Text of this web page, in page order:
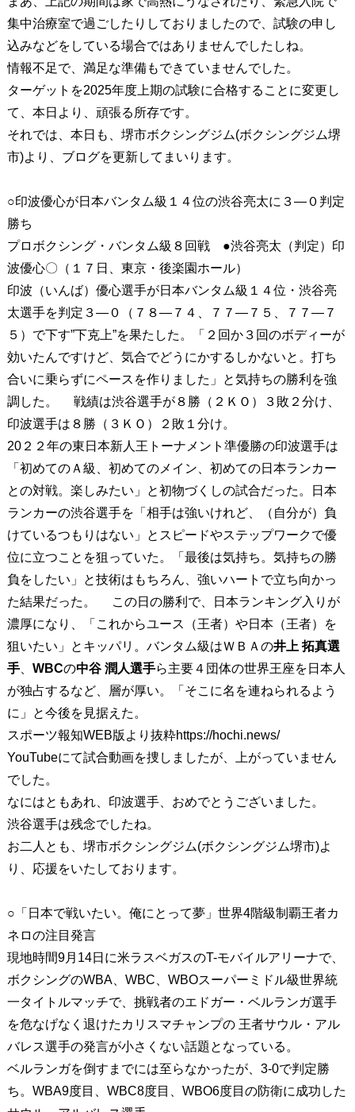
集中治療室で過ごしたりしておりましたので、試験の申し
込みなどをしている場合ではありませんでしたしね。
情報不足で、満足な準備もできていませんでした。
ターゲットを2025年度上期の試験に合格することに変更し
て、本日より、頑張る所存です。
それでは、本日も、堺市ボクシングジム(ボクシングジム堺
市)より、ブログを更新してまいります。
○印波優心が日本バンタム級１４位の渋谷亮太に３―０判定
勝ち
プロボクシング・バンタム級８回戦 ●渋谷亮太（判定）印
波優心〇（１７日、東京・後楽園ホール）
印波（いんば）優心選手が日本バンタム級１４位・渋谷亮
太選手を判定３―０（７８―７４、７７―７５、７７―７
５）で下す”下克上”を果たした。「２回か３回のボディーが
効いたんですけど、気合でどうにかするしかないと。打ち
合いに乗らずにペースを作りました」と気持ちの勝利を強
調した。 戦績は渋谷選手が８勝（２ＫＯ）３敗２分け、
印波選手は８勝（３ＫＯ）２敗１分け。
20２２年の東日本新人王トーナメント準優勝の印波選手は
「初めてのＡ級、初めてのメイン、初めての日本ランカー
との対戦。楽しみたい」と初物づくしの試合だった。日本
ランカーの渋谷選手を「相手は強いけれど、（自分が）負
けているつもりはない」とスピードやステップワークで優
位に立つことを狙っていた。「最後は気持ち。気持ちの勝
負をしたい」と技術はもちろん、強いハートで立ち向かっ
た結果だった。 この日の勝利で、日本ランキング入りが
濃厚になり、「これからユース（王者）や日本（王者）を
狙いたい」とキッパリ。バンタム級はＷＢＡの井上 拓真選
手、 WBCの中谷 潤人選手ら主要４団体の世界王座を日本人
が独占するなど、層が厚い。「そこに名を連ねられるよう
に」と今後を見据えた。
スポーツ報知WEB版より抜粋https://hochi.news/
YouTubeにて試合動画を捜しましたが、上がっていません
でした。
なにはともあれ、印波選手、おめでとうございました。
渋谷選手は残念でしたね。
お二人とも、堺市ボクシングジム(ボクシングジム堺市)よ
り、応援をいたしております。
○「日本で戦いたい。俺にとって夢」世界4階級制覇王者カ
ネロの注目発言
現地時間9月14日に米ラスベガスのT-モバイルアリーナで、
ボクシングのWBA、WBC、WBOスーパーミドル級世界統
一タイトルマッチで、挑戦者のエドガー・ベルランガ選手
を危なげなく退けたカリスマチャンプの 王者サウル・アル
バレス選手の発言が小さくない話題となっている。
ベルランガを倒すまでには至らなかったが、3-0で判定勝
ち。WBA9度目、WBC8度目、WBO6度目の防衛に成功した